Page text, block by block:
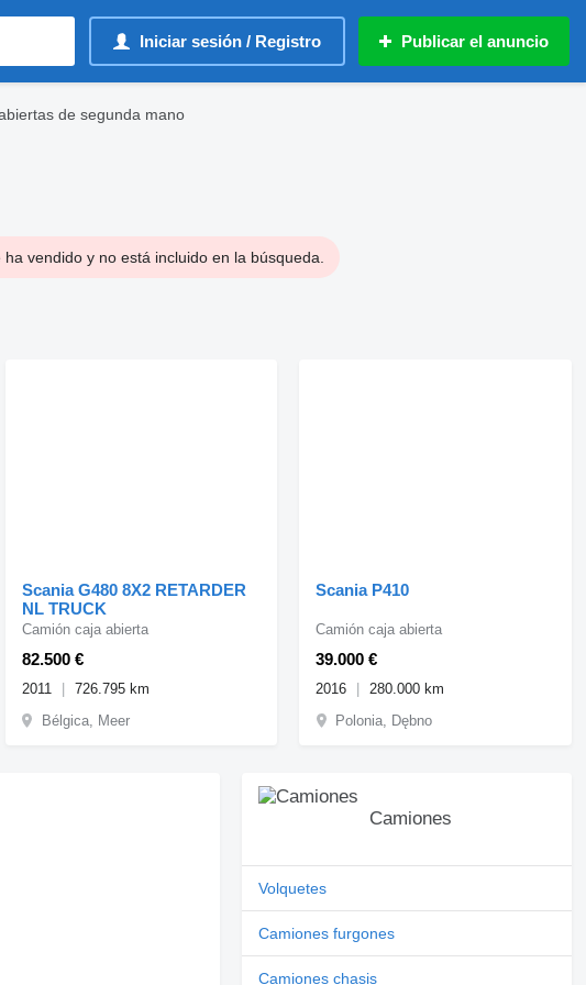
Iniciar sesión / Registro Publicar el anuncio
de segunda mano
vendido y no está incluido en la búsqueda.
Scania G480 8X2 RETARDER
NL TRUCK
82.500 €
Camión caja abierta
2011
726.795 km
Bélgica, Meer
Scania P410
39.000 €
Camión caja abierta
2016
280.000 km
Polonia, Dębno
Camiones
Volquetes
Camiones furgones
Camiones chasis